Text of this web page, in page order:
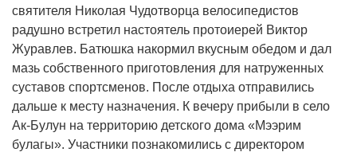
святителя Николая Чудотворца велосипедистов
радушно встретил настоятель протоиерей Виктор
Журавлев. Батюшка накормил вкусным обедом и дал
мазь собственного приготовления для натруженных
суставов спортсменов. После отдыха отправились
дальше к месту назначения. К вечеру прибыли в село
Ак-Булун на территорию детского дома «Мээрим
булагы». Участники познакомились с директором